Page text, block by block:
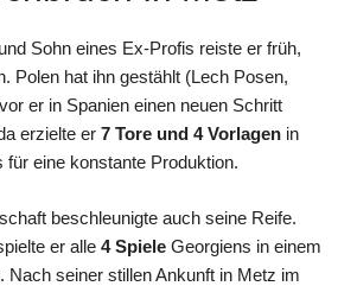
Sohn eines Ex-Profis reiste er früh,
Polen hat ihn gestählt (Lech Posen,
er in Spanien einen neuen Schritt
erzielte er 7 Tore und 4 Vorlagen in
für eine konstante Produktion.
beschleunigte auch seine Reife.
er alle 4 Spiele Georgiens in einem
Nach seiner stillen Ankunft in Metz im